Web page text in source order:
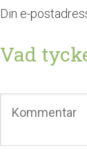
Din e-
Vad